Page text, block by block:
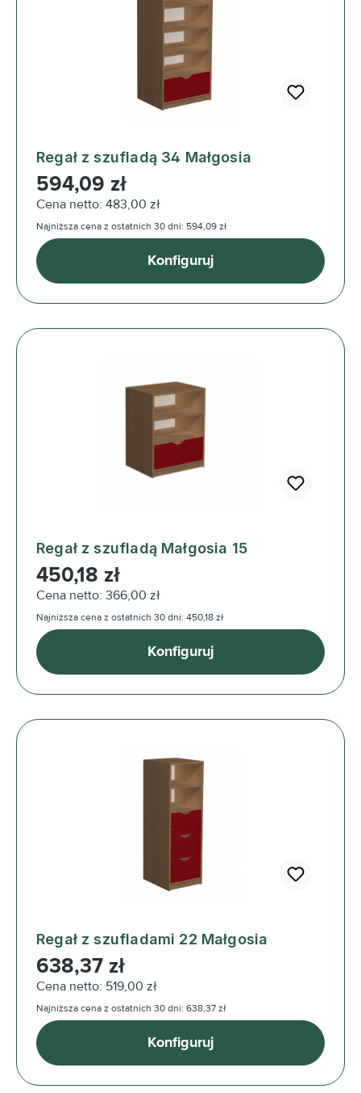
Regał z szufladą 34 Małgosia
Cena regularna:
594,09 zł
Cena netto: 483,00 zł
Najniższa cena z ostatnich 30 dni: 594,09 zł
Konfiguruj
Regał z szufladą Małgosia 15
Cena regularna:
450,18 zł
Cena netto: 366,00 zł
Najniższa cena z ostatnich 30 dni: 450,18 zł
Konfiguruj
Regał z szufladami 22 Małgosia
Cena regularna:
638,37 zł
Cena netto: 519,00 zł
Najniższa cena z ostatnich 30 dni: 638,37 zł
Konfiguruj